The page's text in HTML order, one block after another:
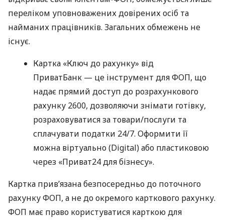
переліком уповноважених довірених осіб та
найманих працівників. Загальних обмежень не
існує.
Картка «Ключ до рахунку» від
ПриватБанк — це інструмент для ФОП, що
надає прямий доступ до розрахункового
рахунку 2600, дозволяючи знімати готівку,
розраховуватися за товари/послуги та
сплачувати податки 24/7. Оформити її
можна віртуально (Digital) або пластиковою
через «Приват24 для бізнесу».
Картка прив’язана безпосередньо до поточного
рахунку ФОП, а не до окремого карткового рахунку.
ФОП має право користуватися карткою для